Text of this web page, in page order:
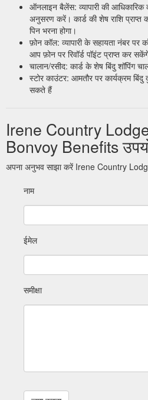
ऑनलाइन बैलेंस: व्यापारी की
अनुसरण करें। कार्ड की शेष राशि
पिन भरना होगा।
फ़ोन कॉल: व्यापारी के सहायता नंबर पर
आप फ़ोन पर रिवॉर्ड पॉइंट प्राप्त कर
चालान/रसीद: कार्ड के शेष बिंदु शॉपिंग
स्टोर काउंटर: आमतौर पर कार्यक्रम
सकते हैं
Irene Country
Bonvoy Benefits
अपना अनुभव साझा करें Irene Country
नाम
ईमेल
समीक्षा